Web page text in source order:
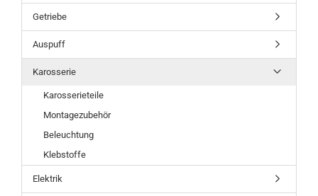
Getriebe
Auspuff
Karosserie
Karosserieteile
Montagezubehör
Beleuchtung
Klebstoffe
Elektrik